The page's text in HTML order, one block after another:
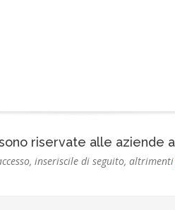
riservate alle aziende
inseriscile di seguito, altrimenti